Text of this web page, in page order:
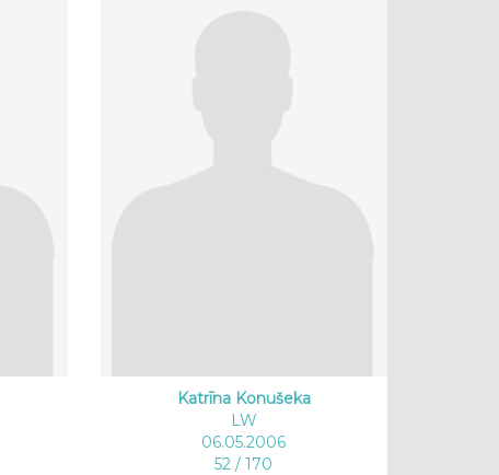
Katrīna Konušeka
LW
06.05.2006
52 / 170